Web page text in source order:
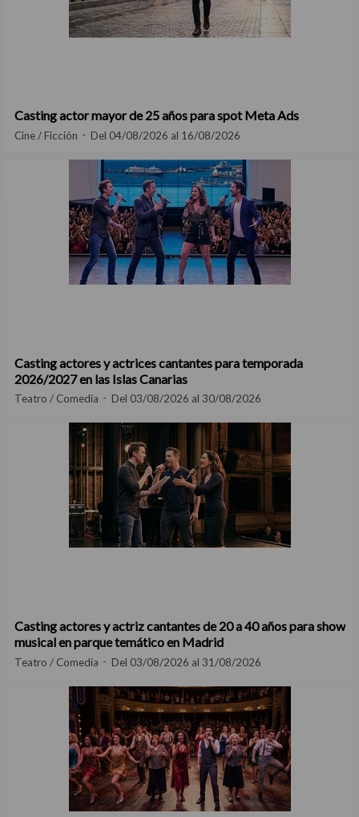
Casting actor mayor de 25 años para spot Meta Ads
Cine / Ficción Del 04/08/2026 al 16/08/2026
Casting actores y actrices cantantes para temporada
2026/2027 en las Islas Canarias
Teatro / Comedia Del 03/08/2026 al 30/08/2026
Casting actores y actriz cantantes de 20 a 40 años para show
musical en parque temático en Madrid
Teatro / Comedia Del 03/08/2026 al 31/08/2026